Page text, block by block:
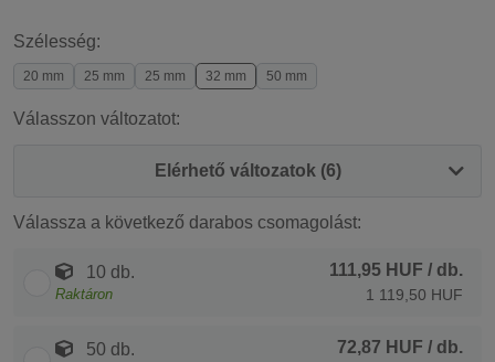
Szélesség:
20 mm 25 mm 25 mm 32 mm 50 mm
Válasszon változatot:
Elérhető változatok (6)
Válassza a következő darabos csomagolást:
10 db.
Raktáron
111,95 HUF / db.
1 119,50 HUF
50 db. 72,87 HUF / db.